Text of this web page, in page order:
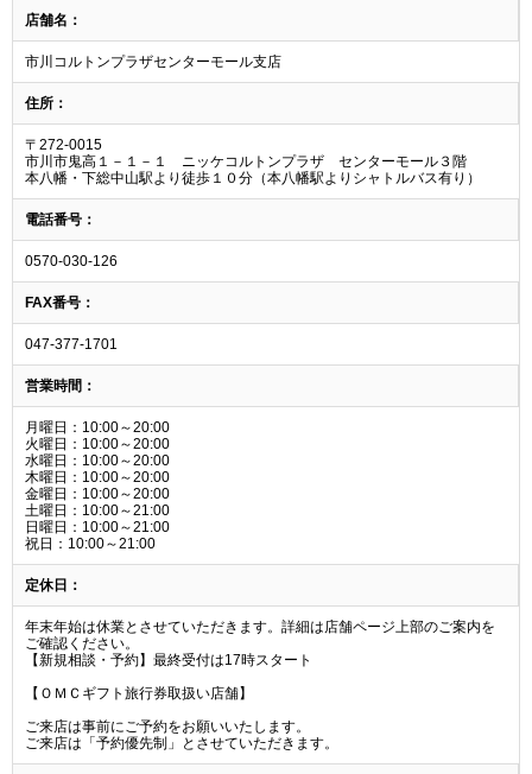
店舗名：
市川コルトンプラザセンターモール支店
住所：
〒272-0015
市川市鬼高１－１－１ ニッケコルトンプラザ センターモール３階
本八幡・下総中山駅より徒歩１０分（本八幡駅よりシャトルバス有り）
電話番号：
0570-030-126
FAX番号：
047-377-1701
営業時間：
月曜日：10:00～20:00
火曜日：10:00～20:00
水曜日：10:00～20:00
木曜日：10:00～20:00
金曜日：10:00～20:00
土曜日：10:00～21:00
日曜日：10:00～21:00
祝日：10:00～21:00
定休日：
年末年始は休業とさせていただきます。詳細は店舗ページ上部のご案内を
ご確認ください。
【新規相談・予約】最終受付は17時スタート
【ＯＭＣギフト旅行券取扱い店舗】
ご来店は事前にご予約をお願いいたします。
ご来店は「予約優先制」とさせていただきます。